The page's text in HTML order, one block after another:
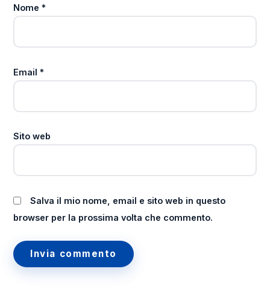
Nome*
Email*
Sito web
Salva il mio nome, email e sito web in questo
browser per la prossima volta che commento.